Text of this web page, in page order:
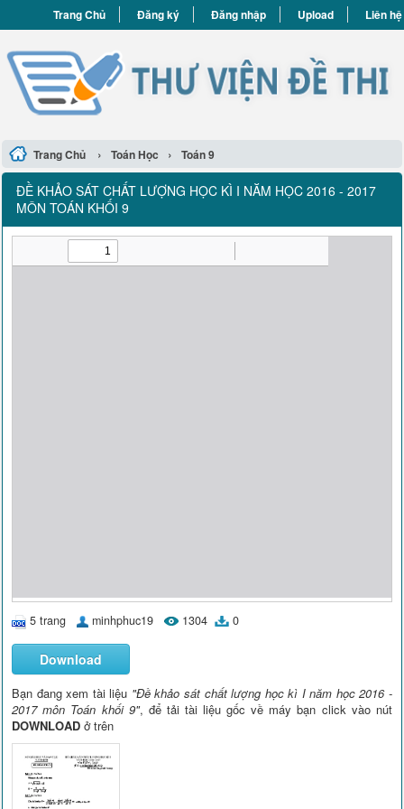
Trang Chủ Đăng ký Đăng nhập Upload Liên hệ
Trang Chủ › Toán Học › Toán 9
ĐỀ KHẢO SÁT CHẤT LƯỢNG HỌC KÌ I NĂM HỌC 2016 - 2017
MÔN TOÁN KHỐI 9
5 trang minhphuc19 1304 0
Download
Bạn đang xem tài liệu "Đề khảo sát chất lượng học kì I năm học 2016 -
2017 môn Toán khối 9", để tải tài liệu gốc về máy bạn click vào nút
DOWNLOAD ở trên